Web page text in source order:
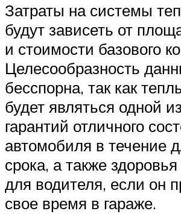
Затраты на системы
будут зависеть от
и стоимости базового
Целесообразность
бесспорна, так как
будет являться одной
гарантий отличного
автомобиля в течение
срока, а также
для водителя, если он
свое время в гараже.